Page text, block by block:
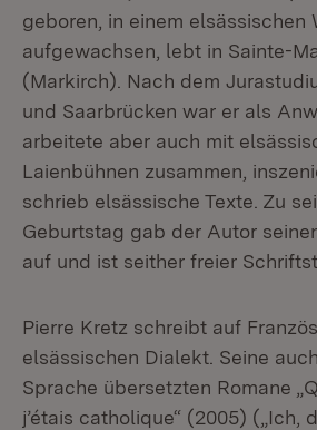
geboren, in einem elsässischen
aufgewachsen, lebt in Sainte-
(Markirch). Nach dem
und Saarbrücken war er als
arbeitete aber auch mit
Laienbühnen zusammen,
schrieb elsässische Texte. Zu
Geburtstag gab der Autor
auf und ist seither freier
Pierre Kretz schreibt auf
elsässischen Dialekt. Seine
Sprache übersetzten Romane
j’étais catholique“ (2005) („Ich,